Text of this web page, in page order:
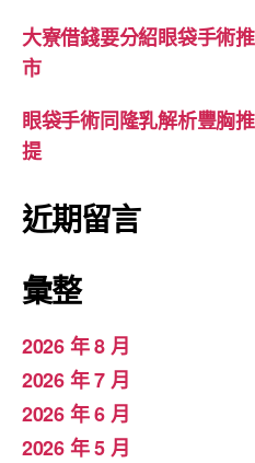
大寮借錢要分紹眼袋手術
市
眼袋手術同隆乳解析豐胸
提
近期留言
彙整
2026 年 8 月
2026 年 7 月
2026 年 6 月
2026 年 5 月